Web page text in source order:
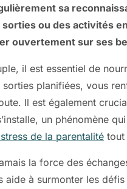
sa
sorties ou des activités
ouvertement sur ses
il est essentiel de
sorties planifiées, vous
Il est également
un phénomène
de la parentalité tout
la force des
aide à surmonter les